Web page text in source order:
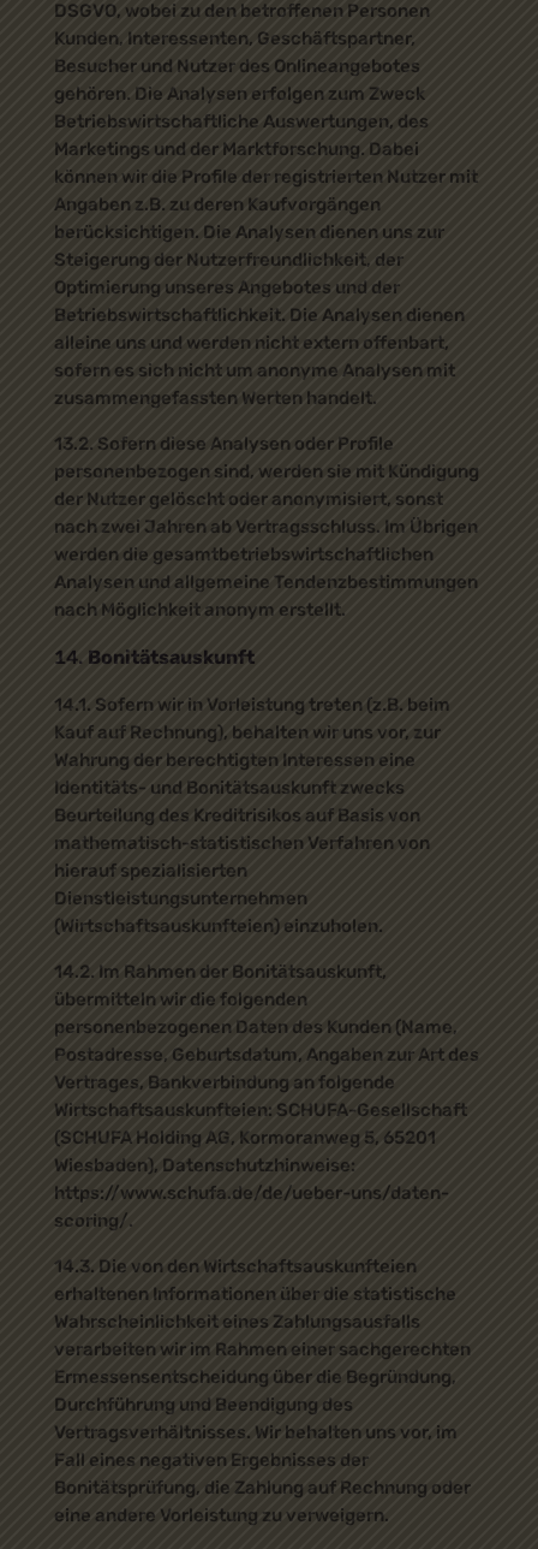
DSGVO, wobei zu den betroffenen Personen
Kunden, Interessenten, Geschäftspartner,
Besucher und Nutzer des Onlineangebotes
gehören. Die Analysen erfolgen zum Zweck
Betriebswirtschaftliche Auswertungen, des
Marketings und der Marktforschung. Dabei
können wir die Profile der registrierten Nutzer mit
Angaben z.B. zu deren Kaufvorgängen
berücksichtigen. Die Analysen dienen uns zur
Steigerung der Nutzerfreundlichkeit, der
Optimierung unseres Angebotes und der
Betriebswirtschaftlichkeit. Die Analysen dienen
alleine uns und werden nicht extern offenbart,
sofern es sich nicht um anonyme Analysen mit
zusammengefassten Werten handelt.
13.2. Sofern diese Analysen oder Profile
personenbezogen sind, werden sie mit Kündigung
der Nutzer gelöscht oder anonymisiert, sonst
nach zwei Jahren ab Vertragsschluss. Im Übrigen
werden die gesamtbetriebswirtschaftlichen
Analysen und allgemeine Tendenzbestimmungen
nach Möglichkeit anonym erstellt.
Bonitätsauskunft
14.1. Sofern wir in Vorleistung treten (z.B. beim
Kauf auf Rechnung), behalten wir uns vor, zur
Wahrung der berechtigten Interessen eine
Identitäts- und Bonitätsauskunft zwecks
Beurteilung des Kreditrisikos auf Basis von
mathematisch-statistischen Verfahren von
hierauf spezialisierten
Dienstleistungsunternehmen
(Wirtschaftsauskunfteien) einzuholen.
14.2. Im Rahmen der Bonitätsauskunft,
übermitteln wir die folgenden
personenbezogenen Daten des Kunden (Name,
Postadresse, Geburtsdatum, Angaben zur Art des
Vertrages, Bankverbindung an folgende
Wirtschaftsauskunfteien: SCHUFA-Gesellschaft
(SCHUFA Holding AG, Kormoranweg 5, 65201
Wiesbaden), Datenschutzhinweise:
https://www.schufa.de/de/ueber-uns/daten-
scoring/.
14.3. Die von den Wirtschaftsauskunfteien
erhaltenen Informationen über die statistische
Wahrscheinlichkeit eines Zahlungsausfalls
verarbeiten wir im Rahmen einer sachgerechten
Ermessensentscheidung über die Begründung,
Durchführung und Beendigung des
Vertragsverhältnisses. Wir behalten uns vor, im
Fall eines negativen Ergebnisses der
Bonitätsprüfung, die Zahlung auf Rechnung oder
eine andere Vorleistung zu verweigern.